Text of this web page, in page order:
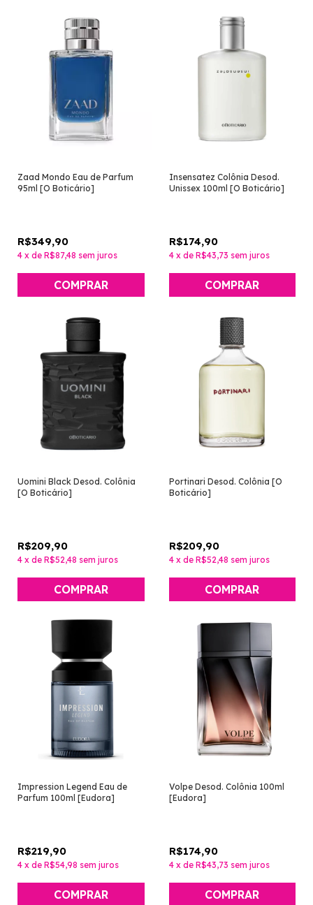
Zaad Mondo Eau de Parfum
95ml [O Boticário]
R$349,90
4 x de R$87,48 sem juros
Insensatez Colônia Desod.
Unissex 100ml [O Boticário]
R$174,90
4 x de R$43,73 sem juros
Uomini Black Desod. Colônia
[O Boticário]
R$209,90
4 x de R$52,48 sem juros
Portinari Desod. Colônia [O
Boticário]
R$209,90
4 x de R$52,48 sem juros
Impression Legend Eau de
Parfum 100ml [Eudora]
R$219,90
4 x de R$54,98 sem juros
Volpe Desod. Colônia 100ml
[Eudora]
R$174,90
4 x de R$43,73 sem juros